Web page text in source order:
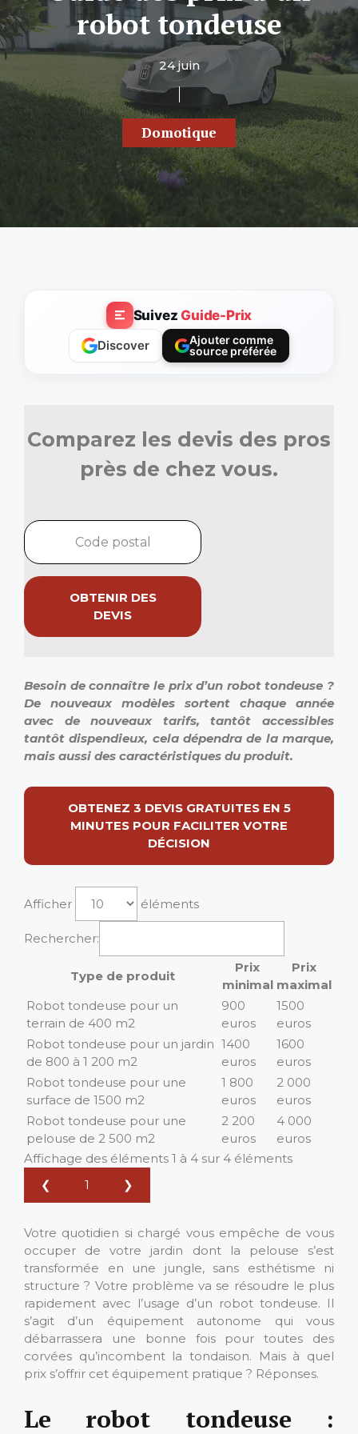
robot tondeuse
24 juin
Domotique
SuivezGuide-Prix
Discover
Ajouter comme
source préférée
Comparez les devis des pros
près de chez vous.
OBTENIR DES
DEVIS
Besoin de connaître le prix d’un robot tondeuse ?
De nouveaux modèles sortent chaque année
avec de nouveaux tarifs, tantôt accessibles
tantôt dispendieux, cela dépendra de la marque,
mais aussi des caractéristiques du produit.
OBTENEZ 3 DEVIS GRATUITES EN 5
MINUTES POUR FACILITER VOTRE
DÉCISION
Afficher éléments
Rechercher:
Type de produit
Prix
minimal
Prix
maximal
Robot tondeuse pour un
terrain de 400 m2
900
euros
1500
euros
Robot tondeuse pour un jardin
de 800 à 1 200 m2
1400
euros
1600
euros
Robot tondeuse pour une
surface de 1500 m2
1 800
euros
2 000
euros
Robot tondeuse pour une
pelouse de 2 500 m2
2 200
euros
4 000
euros
Affichage des éléments 1 à 4 sur 4 éléments
❮
1 ❯
Votre quotidien si chargé vous empêche de vous
occuper de votre jardin dont la pelouse s’est
transformée en une jungle, sans esthétisme ni
structure ? Votre problème va se résoudre le plus
rapidement avec l’usage d’un robot tondeuse. Il
s’agit d’un équipement autonome qui vous
débarrassera une bonne fois pour toutes des
corvées qu’incombent la tondaison. Mais à quel
prix s’offrir cet équipement pratique ? Réponses.
Le robot tondeuse :